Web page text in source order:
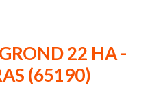
22 HA -
(65190)